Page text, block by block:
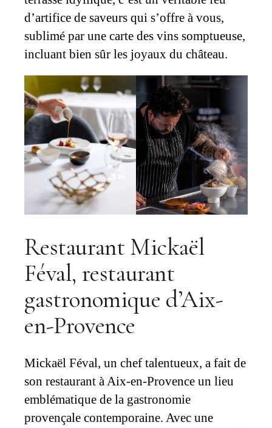
d’artifice de saveurs qui s’offre à vous,
sublimé par une carte des vins somptueuse,
incluant bien sûr les joyaux du château.
Restaurant Mickaël
Féval, restaurant
gastronomique d’Aix-
en-Provence
Mickaël Féval, un chef talentueux, a fait de
son restaurant à Aix-en-Provence un lieu
emblématique de la gastronomie
provençale contemporaine. Avec une